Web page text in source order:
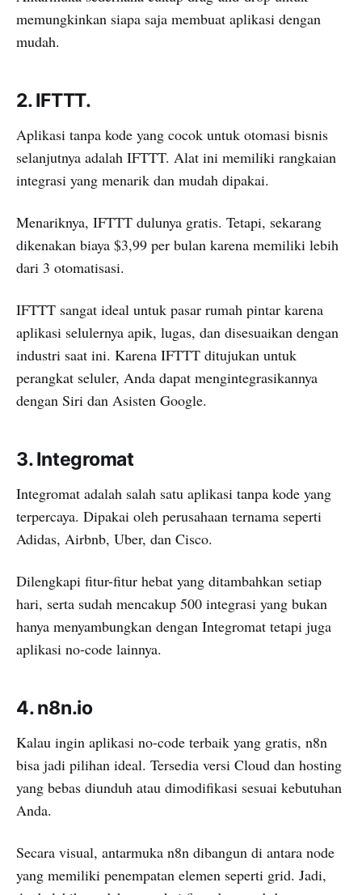
memungkinkan siapa saja membuat aplikasi dengan
mudah.
2. IFTTT.
Aplikasi tanpa kode yang cocok untuk otomasi bisnis
selanjutnya adalah IFTTT. Alat ini memiliki rangkaian
integrasi yang menarik dan mudah dipakai.
Menariknya, IFTTT dulunya gratis. Tetapi, sekarang
dikenakan biaya $3,99 per bulan karena memiliki lebih
dari 3 otomatisasi.
IFTTT sangat ideal untuk pasar rumah pintar karena
aplikasi selulernya apik, lugas, dan disesuaikan dengan
industri saat ini. Karena IFTTT ditujukan untuk
perangkat seluler, Anda dapat mengintegrasikannya
dengan Siri dan Asisten Google.
3. Integromat
Integromat adalah salah satu aplikasi tanpa kode yang
terpercaya. Dipakai oleh perusahaan ternama seperti
Adidas, Airbnb, Uber, dan Cisco.
Dilengkapi fitur-fitur hebat yang ditambahkan setiap
hari, serta sudah mencakup 500 integrasi yang bukan
hanya menyambungkan dengan Integromat tetapi juga
aplikasi no-code lainnya.
4. n8n.io
Kalau ingin aplikasi no-code terbaik yang gratis, n8n
bisa jadi pilihan ideal. Tersedia versi Cloud dan hosting
yang bebas diunduh atau dimodifikasi sesuai kebutuhan
Anda.
Secara visual, antarmuka n8n dibangun di antara node
yang memiliki penempatan elemen seperti grid. Jadi,